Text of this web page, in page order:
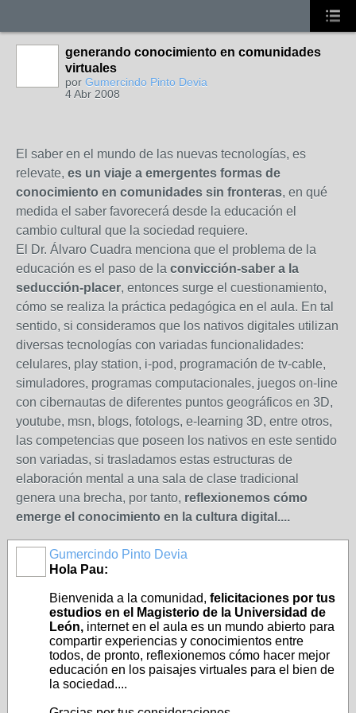
generando conocimiento en comunidades
virtuales
por Gumercindo Pinto Devia
4 Abr 2008
El saber en el mundo de las nuevas tecnologías, es
relevate, es un viaje a emergentes formas de
conocimiento en comunidades sin fronteras, en qué
medida el saber favorecerá desde la educación el
cambio cultural que la sociedad requiere.
El Dr. Álvaro Cuadra menciona que el problema de la
educación es el paso de la convicción-saber a la
seducción-placer, entonces surge el cuestionamiento,
cómo se realiza la práctica pedagógica en el aula. En tal
sentido, si consideramos que los nativos digitales utilizan
diversas tecnologías con variadas funcionalidades:
celulares, play station, i-pod, programación de tv-cable,
simuladores, programas computacionales, juegos on-line
con cibernautas de diferentes puntos geográficos en 3D,
youtube, msn, blogs, fotologs, e-learning 3D, entre otros,
las competencias que poseen los nativos en este sentido
son variadas, si trasladamos estas estructuras de
elaboración mental a una sala de clase tradicional
genera una brecha, por tanto, reflexionemos cómo
emerge el conocimiento en la cultura digital....
Gumercindo Pinto Devia
Hola Pau:
Bienvenida a la comunidad, felicitaciones por tus
estudios en el Magisterio de la Universidad de
León, internet en el aula es un mundo abierto para
compartir experiencias y conocimientos entre
todos, de pronto, reflexionemos cómo hacer mejor
educación en los paisajes virtuales para el bien de
la sociedad....